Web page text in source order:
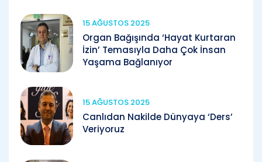
15 AĞUSTOS 2025
Organ Bağışında ‘Hayat Kurtaran
İzin’ Temasıyla Daha Çok İnsan
Yaşama Bağlanıyor
15 AĞUSTOS 2025
Canlıdan Nakilde Dünyaya ‘Ders’
Veriyoruz